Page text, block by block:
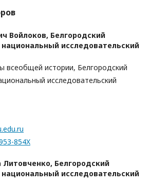
Войлоков, Белгородский
исследовательский
всеобщей истории, Белгородский
исследовательский
854X
Литовченко, Белгородский
исследовательский